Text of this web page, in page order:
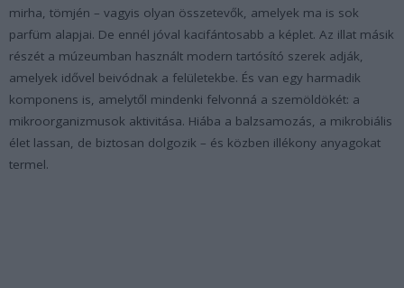
mirha, tömjén – vagyis olyan összetevők, amelyek ma is sok
parfüm alapjai. De ennél jóval kacifántosabb a képlet. Az illat másik
részét a múzeumban használt modern tartósító szerek adják,
amelyek idővel beivódnak a felületekbe. És van egy harmadik
komponens is, amelytől mindenki felvonná a szemöldökét: a
mikroorganizmusok aktivitása. Hiába a balzsamozás, a mikrobiális
élet lassan, de biztosan dolgozik – és közben illékony anyagokat
termel.